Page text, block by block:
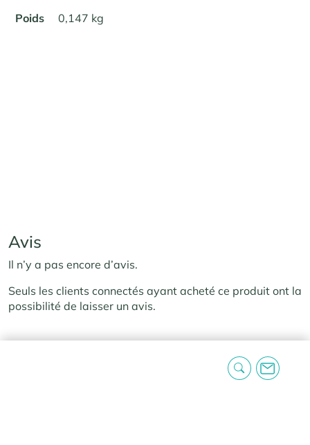
Poids 0,147 kg
Avis
Il n’y a pas encore d’avis.
Seuls les clients connectés ayant acheté ce produit ont la
possibilité de laisser un avis.